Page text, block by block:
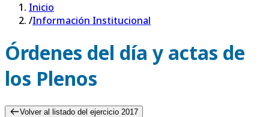
Inicio
/Información Institucional
Órdenes del día y actas de
los Plenos
Volver al listado del ejercicio 2017